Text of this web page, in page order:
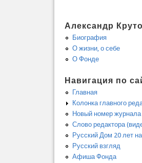
Александр
Биография
О жизни, о себе
О Фонде
Навигация по
Главная
Колонка главного
Новый номер журнала
Слово редактора
Русский Дом 20 лет
Русский взгляд
Афиша Фонда